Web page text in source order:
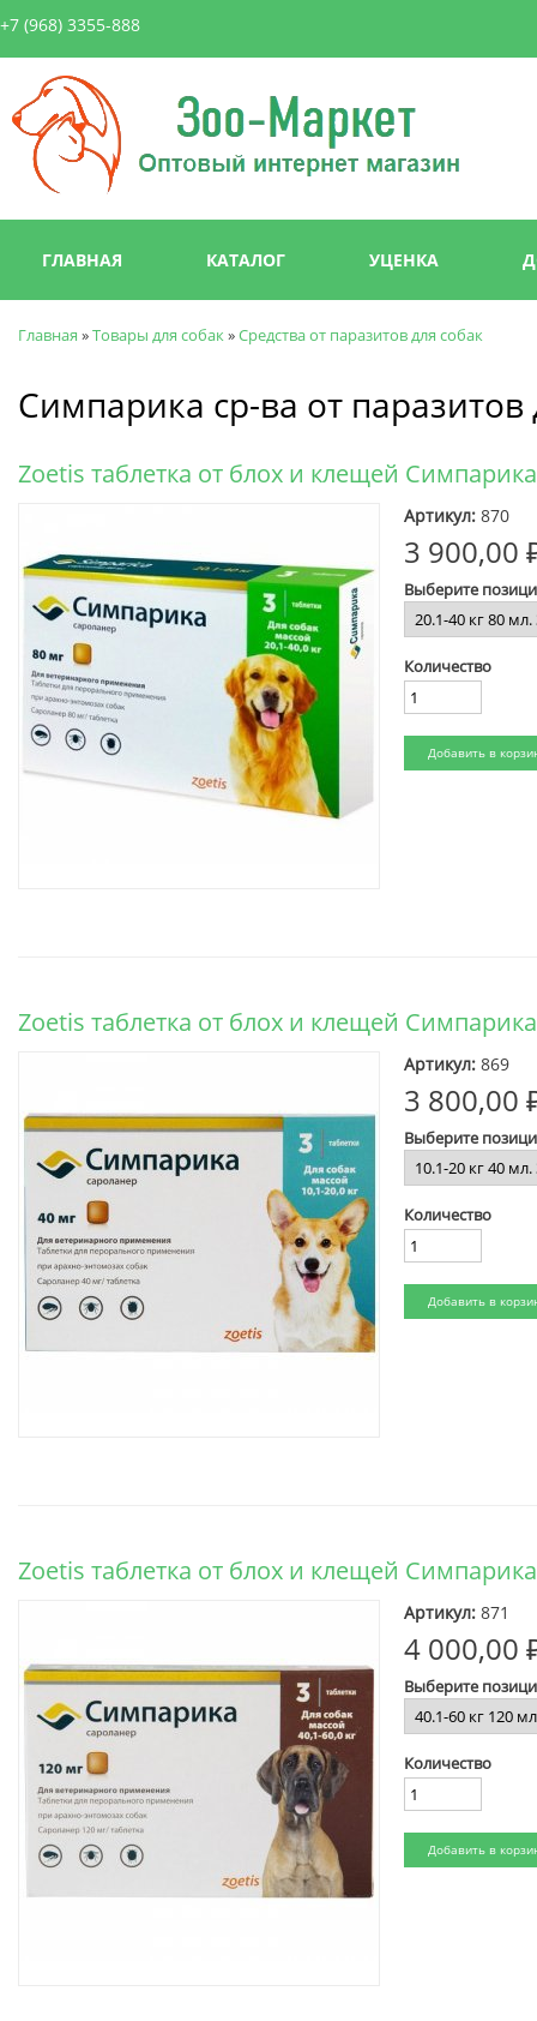
+7 (968) 3355-888
Зоо-
Маркет
Главное меню
ГЛАВНАЯ КАТАЛОГ УЦЕНКА
Главная »Товары для собак»Средства от паразитов для собак
Симпарика ср-ва от паразитов
Zoetis таблетка от блох и клещей
Артикул: 870
3 900,00
Выберите
Количество
Zoetis таблетка от блох и клещей
Артикул: 869
3 800,00
Выберите
Количество
Zoetis таблетка от блох и клещей
Артикул: 871
4 000,00
Выберите
Количество